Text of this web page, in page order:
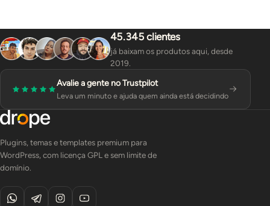
45.345 clientes
já baixam os produtos aqui, desde
2019.
Avalie a gente no Trustpilot
Leva um minuto e ajuda quem ainda está decidindo
Plugins, temas e templates premium para
WordPress, com licença GPL e sem limite de
domínio.